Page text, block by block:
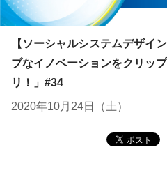
【ソーシャルシステムデザイ
ブなイノベーションをクリッ
リ！」#34
2020年10月24日（土）